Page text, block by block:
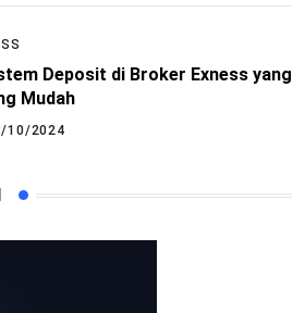
Deposit di Broker Exness yang
Mudah
10/2024